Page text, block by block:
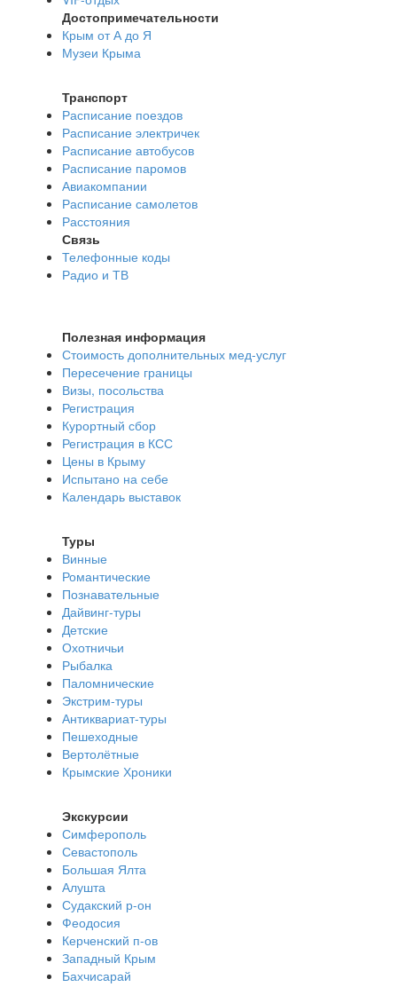
Достопримечательности
Крым от А до Я
Музеи Крыма
Транспорт
Расписание поездов
Расписание электричек
Расписание автобусов
Расписание паромов
Авиакомпании
Расписание самолетов
Расстояния
Связь
Телефонные коды
Радио и ТВ
Полезная информация
Стоимость дополнительных мед-услуг
Пересечение границы
Визы, посольства
Регистрация
Курортный сбор
Регистрация в КСС
Цены в Крыму
Испытано на себе
Календарь выставок
Туры
Винные
Романтические
Познавательные
Дайвинг-туры
Детские
Охотничьи
Рыбалка
Паломнические
Экстрим-туры
Антиквариат-туры
Пешеходные
Вертолётные
Крымские Хроники
Экскурсии
Симферополь
Севастополь
Большая Ялта
Алушта
Судакский р-он
Феодосия
Керченский п-ов
Западный Крым
Бахчисарай